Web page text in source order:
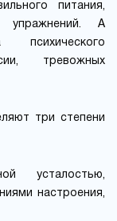
питания,
упражнений. А
психического
тревожных
три степени
усталостью,
настроения,